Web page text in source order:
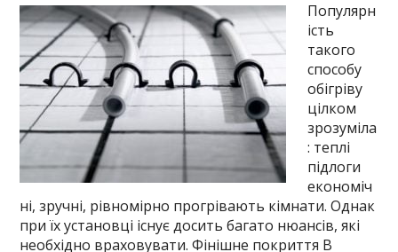
Популярн
ість
такого
способу
обігріву
цілком
зрозуміла
: теплі
підлоги
економіч
ні, зручні, рівномірно прогрівають кімнати. Однак
при їх установці існує досить багато нюансів, які
необхідно враховувати. Фінішне покриття В